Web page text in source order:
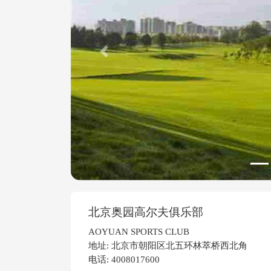
Previous
北京奥园高尔夫俱乐部
AOYUAN SPORTS CLUB
地址: 北京市朝阳区北五环林萃桥西北角
电话: 4008017600